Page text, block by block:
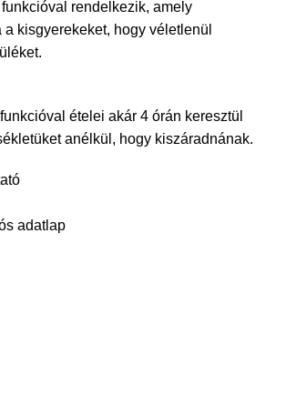
rendelkezik, amely
kisgyerekeket, hogy véletlenül
ételei akár 4 órán keresztül
anélkül, hogy kiszáradnának.
adatlap